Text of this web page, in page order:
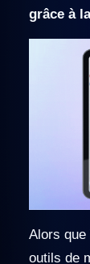
grâce à
Alors que
outils de